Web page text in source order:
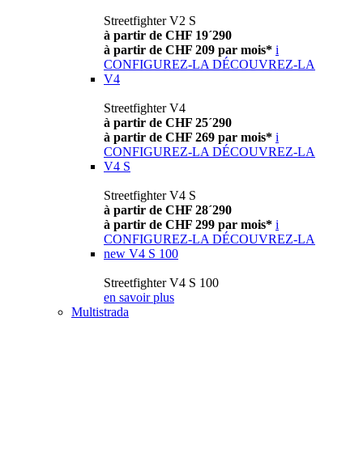
Streetfighter V2 S
à partir de CHF 19´290
à partir de CHF 209 par mois* i
CONFIGUREZ-LA DÉCOUVREZ-LA
V4
Streetfighter V4
à partir de CHF 25´290
à partir de CHF 269 par mois* i
CONFIGUREZ-LA DÉCOUVREZ-LA
V4 S
Streetfighter V4 S
à partir de CHF 28´290
à partir de CHF 299 par mois* i
CONFIGUREZ-LA DÉCOUVREZ-LA
new V4 S 100
Streetfighter V4 S 100
en savoir plus
Multistrada